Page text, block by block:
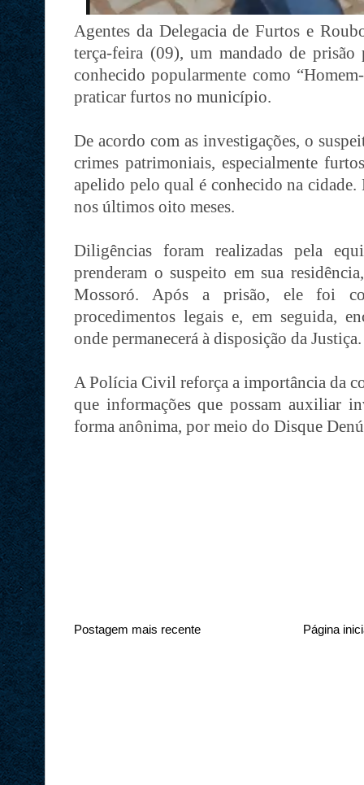
Agentes da Delegacia de Furtos e
terça-feira (09), um mandado de
conhecido popularmente como
praticar furtos no município.
De acordo com as investigações, o
crimes patrimoniais, especialmente
apelido pelo qual é conhecido na
nos últimos oito meses.
Diligências foram realizadas pela
prenderam o suspeito em sua
Mossoró. Após a prisão, ele foi
procedimentos legais e, em seguida,
onde permanecerá à disposição da Justiça.
A Polícia Civil reforça a importância da
que informações que possam auxiliar
forma anônima, por meio do Disque
Postagem mais recente Página